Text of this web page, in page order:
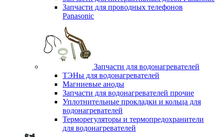
Запчасти для проводных телефонов
Panasonic
Запчасти для водонагревателей
ТЭНы для водонагревателей
Магниевые аноды
Запчасти для водонагревателей прочие
Уплотнительные прокладки и кольца для
водонагревателей
Терморегуляторы и термопредохранители
для водонагревателей